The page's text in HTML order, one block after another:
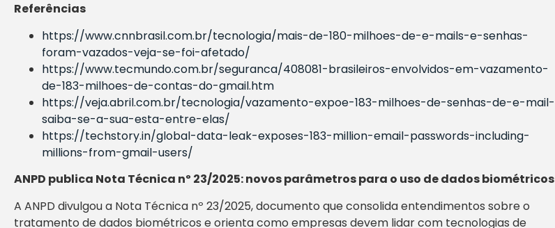
Referências
https://www.cnnbrasil.com.br/tecnologia/mais-de-180-milhoes-de-e-mails-e-senhas-
foram-vazados-veja-se-foi-afetado/
https://www.tecmundo.com.br/seguranca/408081-brasileiros-envolvidos-em-vazamento-
de-183-milhoes-de-contas-do-gmail.htm
https://veja.abril.com.br/tecnologia/vazamento-expoe-183-milhoes-de-senhas-de-e-mail-
saiba-se-a-sua-esta-entre-elas/
https://techstory.in/global-data-leak-exposes-183-million-email-passwords-including-
millions-from-gmail-users/
ANPD publica Nota Técnica nº 23/2025: novos parâmetros para o uso de dados biométricos
A ANPD divulgou a Nota Técnica nº 23/2025, documento que consolida entendimentos sobre o
tratamento de dados biométricos e orienta como empresas devem lidar com tecnologias de